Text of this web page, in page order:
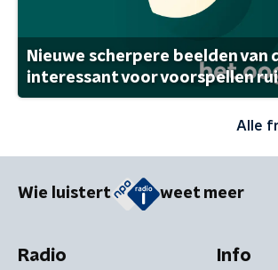
Nieuwe scherpere beelden van
interessant voor voorspellen
Alle
Wie luistert weet meer
Radio Info